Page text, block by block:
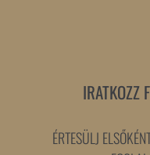
IRATKOZZ
ÉRTESÜLJ